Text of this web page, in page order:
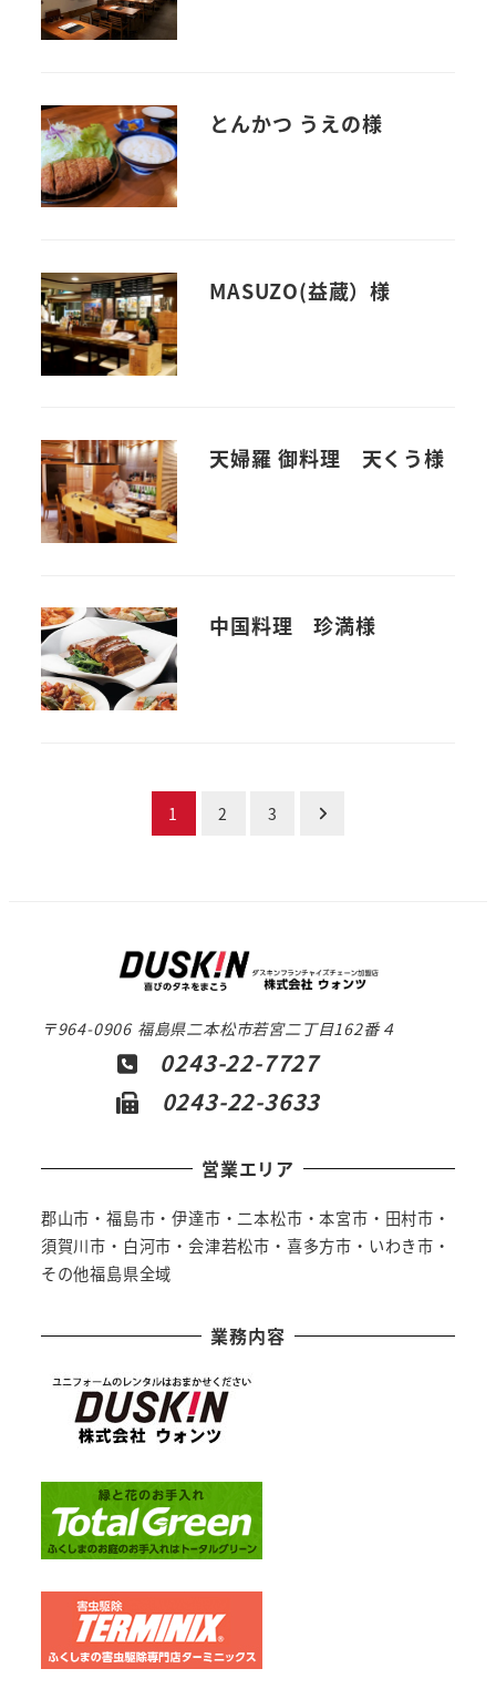
とんかつ うえの様
MASUZO(益蔵）様
天婦羅 御料理 天くう様
中国料理 珍満様
ジ
1 2 3
〒964-0906 福島県二本松市若宮二丁目162番４
0243-22-7727
0243-22-3633
営業エリア
郡山市・福島市・伊達市・二本松市・本宮市・田村市・
須賀川市・白河市・会津若松市・喜多方市・いわき市・
その他福島県全域
業務内容